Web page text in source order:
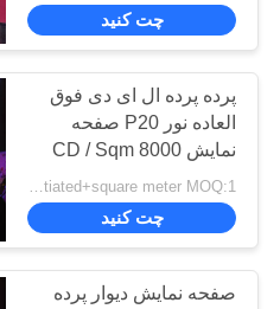
کارخانه
کنترل
کیفیت
رنگی
13
چت کنید
پرده پرده ال ای دی فوق
العاده نور P20 صفحه
نمایش 8000 CD / Sqm
Brightness HS Code
8528591090
USD+To be negotiated+square meter MOQ:1 متر مربع
چت کنید
صفحه نمایش دیوار پرده